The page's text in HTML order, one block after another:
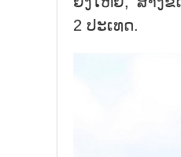
2 ປະເທດ.